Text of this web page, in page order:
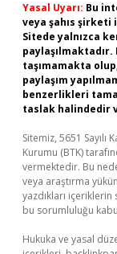
Yasal Uyarı: Bu
veya şahıs şirketi
Sitede yalnızca
taşımamakta
paylaşım
benzerlikleri
taslak halindedir
Sitemiz, 5651
Kurumu (BTK)
vermektedir. Bu
veya araştırma
yazdıkları
bu sorumluluğu
Hukuka ve yasal